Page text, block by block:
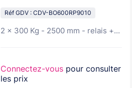
Réf GDV : CDV-BO600RP9010
2 x 300 Kg - 2500 mm - relais +...
Connectez-vous pour consulter
les prix